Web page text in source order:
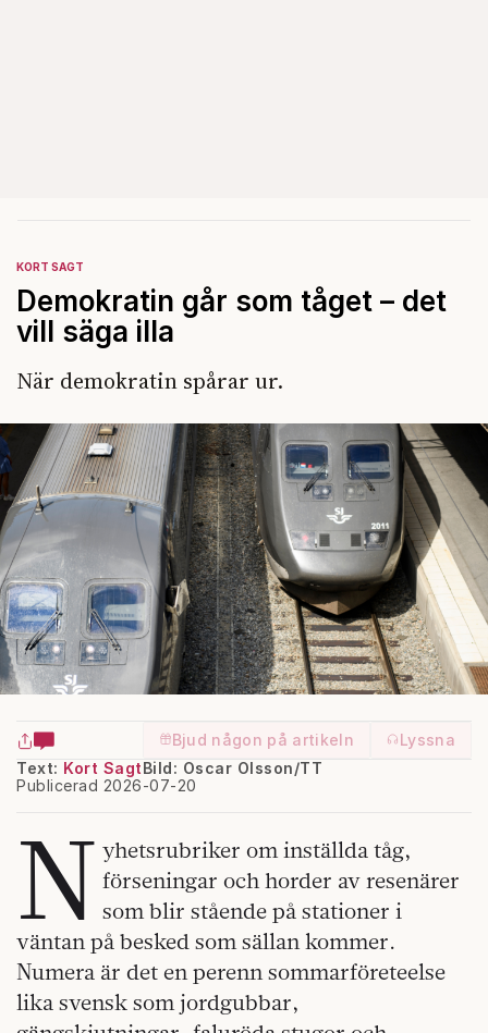
KORT SAGT
Demokratin går som tåget – det
vill säga illa
När demokratin spårar ur.
Bjud någon på artikeln
Lyssna
Text: Kort Sagt
Publicerad 2026-07-20
Bild: Oscar Olsson/TT
N yhetsrubriker om inställda tåg,
förseningar och horder av resenärer
som blir stående på stationer i
väntan på besked som sällan kommer.
Numera är det en perenn sommarföreteelse
lika svensk som jordgubbar,